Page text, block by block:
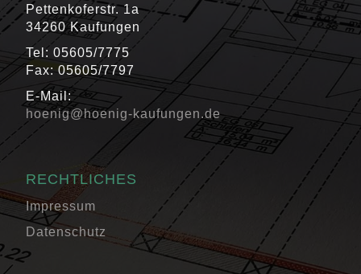
Pettenkoferstr. 1a
34260 Kaufungen
Tel: 05605/7775
Fax: 05605/7797
E-Mail:
hoenig@hoenig-kaufungen.de
RECHTLICHES
Impressum
Datenschutz